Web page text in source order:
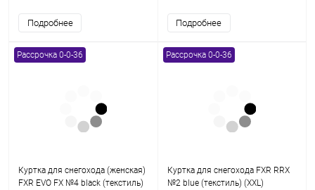
Подробнее Подробнее
Рассрочка 0-0-36
Куртка для снегохода (женская)
FXR EVO FX №4 black (текстиль)
Рассрочка 0-0-36
Куртка для снегохода FXR RRX
№2 blue (текстиль) (XXL)